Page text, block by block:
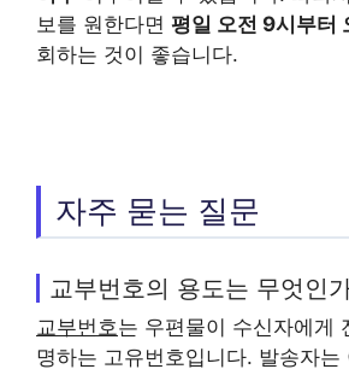
보를 원한다면 평일 오전 9시부터
회하는 것이 좋습니다.
자주 묻는 질문
교부번호의 용도는 무엇인
교부번호는 우편물이 수신자에게
명하는 고유번호입니다. 발송자는